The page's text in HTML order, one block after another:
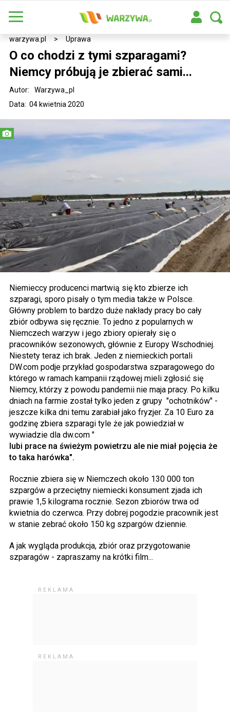
warzywa.pl > Uprawa
O co chodzi z tymi szparagami?
Niemcy próbują je zbierać sami...
Data: 04 kwietnia 2020
Autor: Warzywa_pl
Niemieccy producenci martwią się kto zbierze ich
szparagi, sporo pisały o tym media także w Polsce.
Główny problem to bardzo duże nakłady pracy bo cały
zbiór odbywa się ręcznie. To jedno z popularnych w
Niemczech warzyw i jego zbiory opierały się o
pracowników sezonowych, głównie z Europy Wschodniej.
Niestety teraz ich brak. Jeden z niemieckich portali
DW.com podje przykład gospodarstwa szparagowego do
którego w ramach kampanii rządowej mieli zgłosić się
Niemcy, którzy z powodu pandemii nie maja pracy. Po kilku
dniach na farmie został tylko jeden z grupy "ochotników" -
jeszcze kilka dni temu zarabiał jako fryzjer. Za 10 Euro za
godzinę zbiera szparagi tyle że jak powiedział w
wywiadzie dla dw.com "
lubi prace na świeżym powietrzu ale nie miał pojęcia że
to taka harówka".
Rocznie zbiera się w Niemczech około 130 000 ton
szpargów a przeciętny niemiecki konsument zjada ich
prawie 1,5 kilograma rocznie. Sezon zbiorów trwa od
kwietnia do czerwca. Przy dobrej pogodzie pracownik jest
w stanie zebrać około 150 kg szpargów dziennie.
A jak wygląda produkcja, zbiór oraz przygotowanie
szparagów - zapraszamy na krótki film...